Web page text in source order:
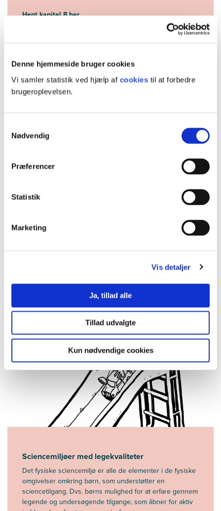
Denne hjemmeside bruger cookies
Vi samler statistik ved hjælp af cookies til at forbedre
brugeroplevelsen.
Nødvendig
Præferencer
Statistik
Marketing
Vis detaljer
Ja, tillad alle
Tillad udvalgte
Kun nødvendige cookies
Hent kapitel 8 her
eksempel på slow science
med et naturfænomen, som udvikler sig over længere tid.
Pædagogen spiller en vigtig rolle som den, der har
Sciencemiljøer med legekvaliteter
Det fysiske sciencemiljø er alle de elementer i de fysiske
omgivelser omkring børn, som understøtter en
sciencetilgang. Dvs. børns mulighed for at erfare gennem
legende og undersøgende tilgange, som åbner for aktiv